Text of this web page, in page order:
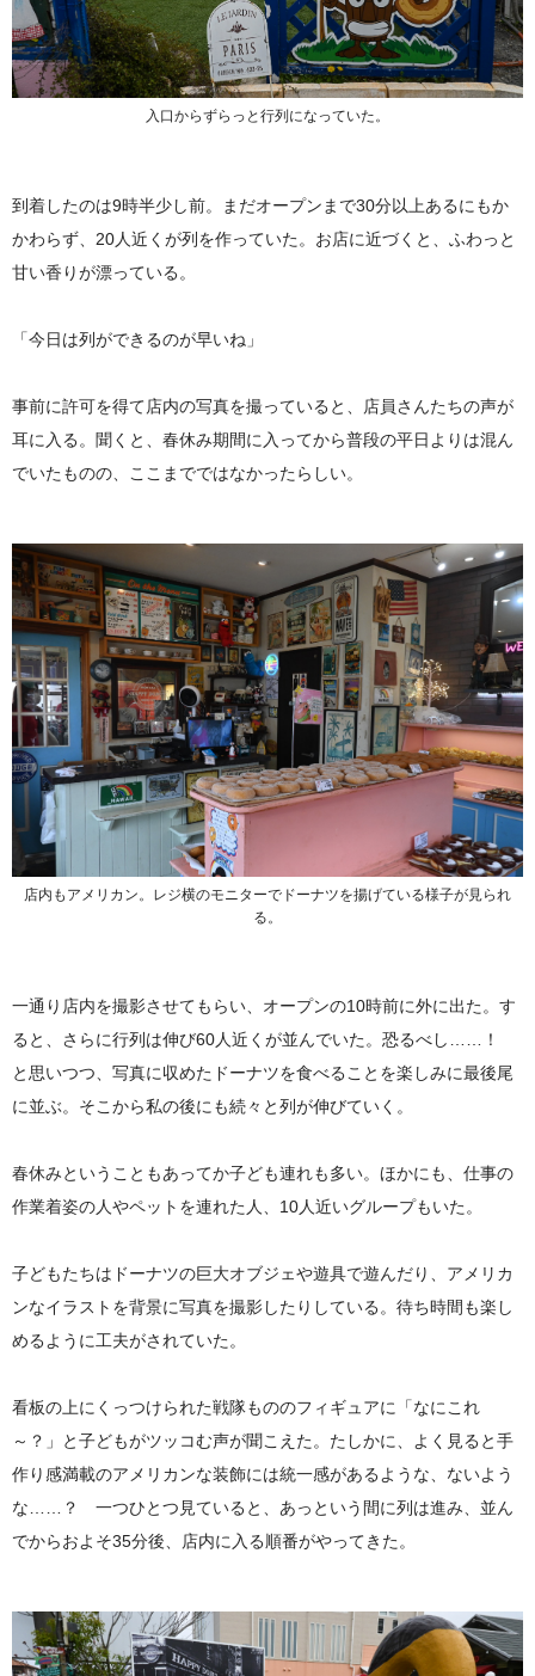
入口からずらっと行列になっていた。
到着したのは9時半少し前。まだオープンまで30分以上あるにもか
かわらず、20人近くが列を作っていた。お店に近づくと、ふわっと
甘い香りが漂っている。
「今日は列ができるのが早いね」
事前に許可を得て店内の写真を撮っていると、店員さんたちの声が
耳に入る。聞くと、春休み期間に入ってから普段の平日よりは混ん
でいたものの、ここまでではなかったらしい。
店内もアメリカン。レジ横のモニターでドーナツを揚げている様子が見られ
る。
一通り店内を撮影させてもらい、オープンの10時前に外に出た。す
ると、さらに行列は伸び60人近くが並んでいた。恐るべし……！
と思いつつ、写真に収めたドーナツを食べることを楽しみに最後尾
に並ぶ。そこから私の後にも続々と列が伸びていく。
春休みということもあってか子ども連れも多い。ほかにも、仕事の
作業着姿の人やペットを連れた人、10人近いグループもいた。
子どもたちはドーナツの巨大オブジェや遊具で遊んだり、アメリカ
ンなイラストを背景に写真を撮影したりしている。待ち時間も楽し
めるように工夫がされていた。
看板の上にくっつけられた戦隊もののフィギュアに「なにこれ
～？」と子どもがツッコむ声が聞こえた。たしかに、よく見ると手
作り感満載のアメリカンな装飾には統一感があるような、ないよう
な……？ 一つひとつ見ていると、あっという間に列は進み、並ん
でからおよそ35分後、店内に入る順番がやってきた。